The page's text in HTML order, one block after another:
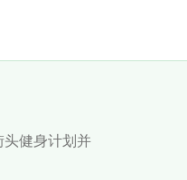
健身计划并